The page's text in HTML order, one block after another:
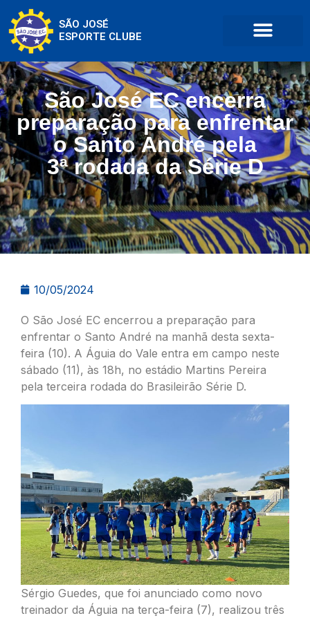
SÃO JOSÉ
ESPORTE CLUBE
São José EC encerra
preparação para enfrentar
o Santo André pela
3ª rodada da Série D
10/05/2024
O São José EC encerrou a preparação para
enfrentar o Santo André na manhã desta sexta-
feira (10). A Águia do Vale entra em campo neste
sábado (11), às 18h, no estádio Martins Pereira
pela terceira rodada do Brasileirão Série D.
Sérgio Guedes, que foi anunciado como novo
treinador da Águia na terça-feira (7), realizou três